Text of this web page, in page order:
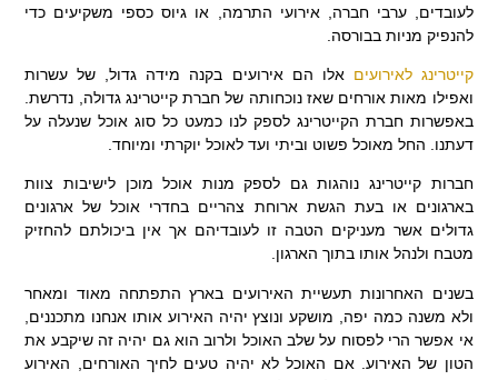
לעובדים, ערבי חברה, אירועי התרמה, או גיוס כספי משקיעים כדי
להנפיק מניות בבורסה.
קייטרינג לאירועים אלו הם אירועים בקנה מידה גדול, של עשרות
ואפילו מאות אורחים שאז נוכחותה של חברת קייטרינג גדולה, נדרשת.
באפשרות חברת הקייטרינג לספק לנו כמעט כל סוג אוכל שנעלה על
דעתנו. החל מאוכל פשוט וביתי ועד לאוכל יוקרתי ומיוחד.
חברות קייטרינג נוהגות גם לספק מנות אוכל מוכן לישיבות צוות
בארגונים או בעת הגשת ארוחת צהריים בחדרי אוכל של ארגונים
גדולים אשר מעניקים הטבה זו לעובדיהם אך אין ביכולתם להחזיק
מטבח ולנהל אותו בתוך הארגון.
בשנים האחרונות תעשיית האירועים בארץ התפתחה מאוד ומאחר
ולא משנה כמה יפה, מושקע ונוצץ יהיה האירוע אותו אנחנו מתכננים,
אי אפשר הרי לפסוח על שלב האוכל ולרוב הוא גם יהיה זה שיקבע את
הטון של האירוע. אם האוכל לא יהיה טעים לחיך האורחים, האירוע